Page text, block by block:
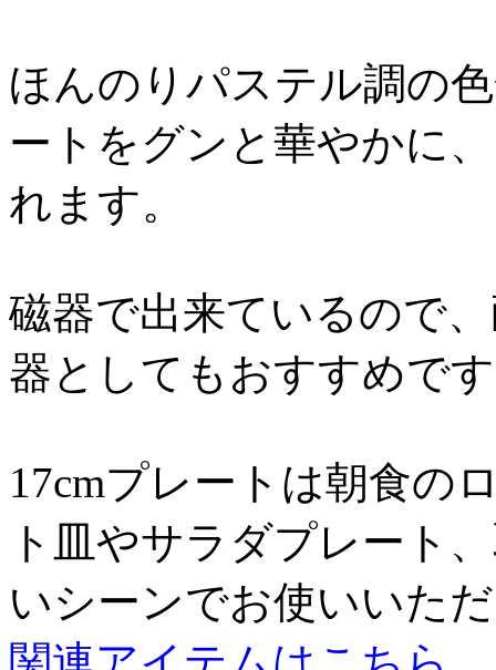
ほんのりパステル調の
ートをグンと華やかに
れます。
磁器で出来ているので
器としてもおすすめで
17cmプレートは朝食の
ト皿やサラダプレート
いシーンでお使いいた